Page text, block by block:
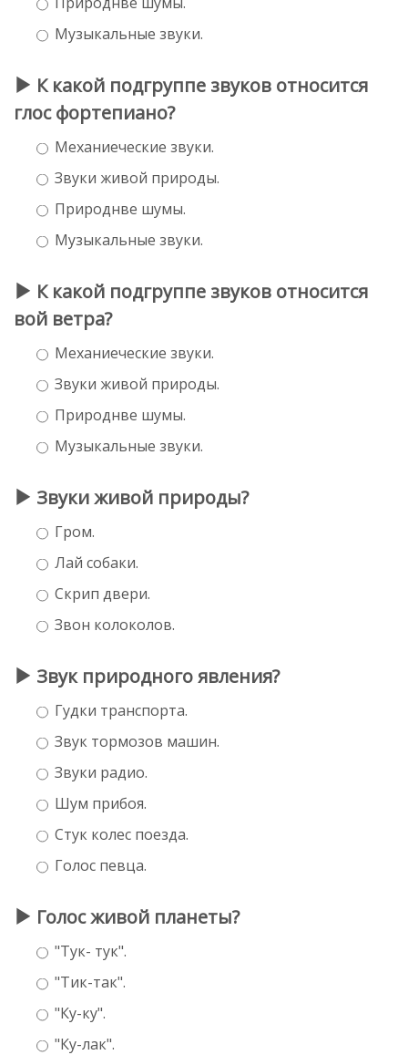
Музыкальные звуки.
К какой подгруппе звуков относится
глос фортепиано?
Механиеческие звуки.
Звуки живой природы.
Природнве шумы.
Музыкальные звуки.
К какой подгруппе звуков относится
вой ветра?
Механиеческие звуки.
Звуки живой природы.
Природнве шумы.
Музыкальные звуки.
Звуки живой природы?
Гром.
Лай собаки.
Скрип двери.
Звон колоколов.
Звук природного явления?
Гудки транспорта.
Звук тормозов машин.
Звуки радио.
Шум прибоя.
Стук колес поезда.
Голос певца.
Голос живой планеты?
"Тук- тук".
"Тик-так".
"Ку-ку".
"Ку-лак".